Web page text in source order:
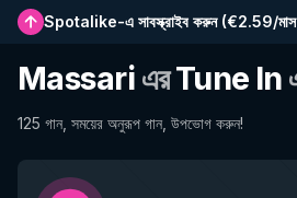
Spotalike-এ সাবস্ক্রাইব করুন(€2.59/মাস
Massari এরTune In
125 গান, সময়ের অনুরূপ গান, উপভোগ করুন!